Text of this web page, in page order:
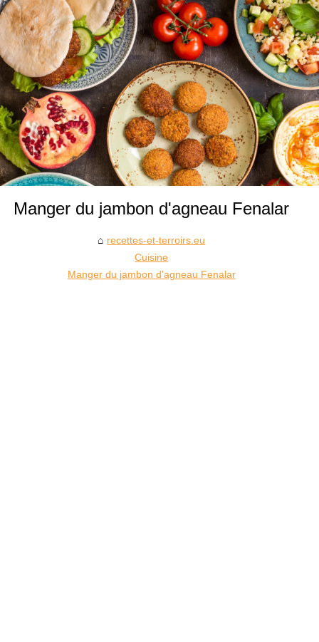
Manger du jambon d'agneau Fenalar
recettes-et-terroirs.eu
Cuisine
Manger du jambon d'agneau Fenalar